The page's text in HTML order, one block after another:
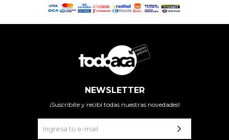
NEWSLETTER
¡Suscribite y recibí todas nuestras novedades!